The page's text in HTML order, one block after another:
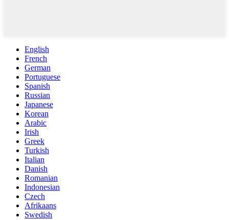
English
French
German
Portuguese
Spanish
Russian
Japanese
Korean
Arabic
Irish
Greek
Turkish
Italian
Danish
Romanian
Indonesian
Czech
Afrikaans
Swedish